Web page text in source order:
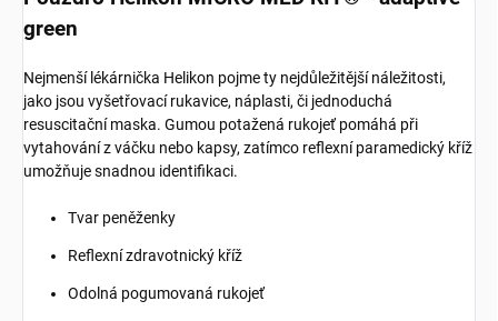
green
Nejmenší lékárnička Helikon pojme ty nejdůležitější náležitosti,
jako jsou vyšetřovací rukavice, náplasti, či jednoduchá
resuscitační maska. Gumou potažená rukojeť pomáhá při
vytahování z váčku nebo kapsy, zatímco reflexní paramedický kříž
umožňuje snadnou identifikaci.
Tvar peněženky
Reflexní zdravotnický kříž
Odolná pogumovaná rukojeť